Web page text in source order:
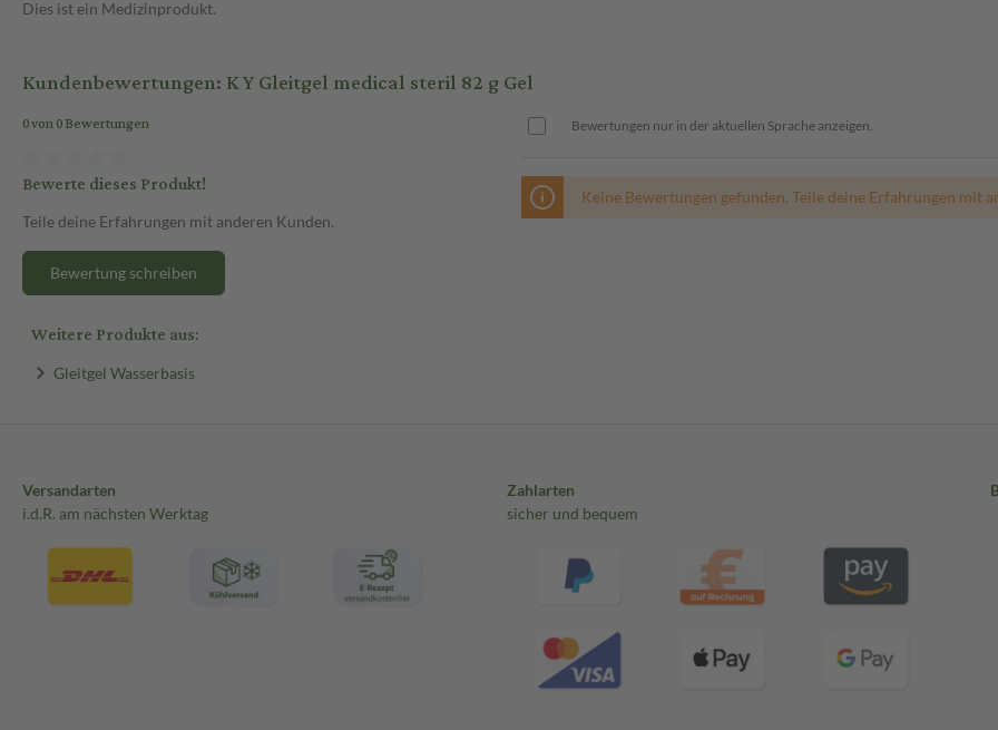
Dies ist ein Medizinprodukt.
Kundenbewertungen: K Y Gleitgel medical steril 82 g Gel
0 von 0 Bewertungen
Bewerte dieses Produkt!
Teile deine Erfahrungen mit anderen Kunden.
Bewertung schreiben
Bewertungen nur in der aktuellen Sprache anzeigen.
Keine Bewertungen gefunden. Teile deine Erfahrungen mit
Weitere Produkte aus:
Gleitgel Wasserbasis
Versandarten
i.d.R. am nächsten Werktag
Zahlarten
sicher und bequem